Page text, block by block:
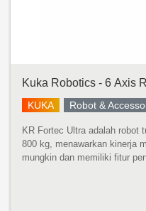
Kuka Robotics - 6 Axis
KUKA Robot &
KR Fortec Ultra adalah robot
800 kg, menawarkan kinerja
mungkin dan memiliki fitur